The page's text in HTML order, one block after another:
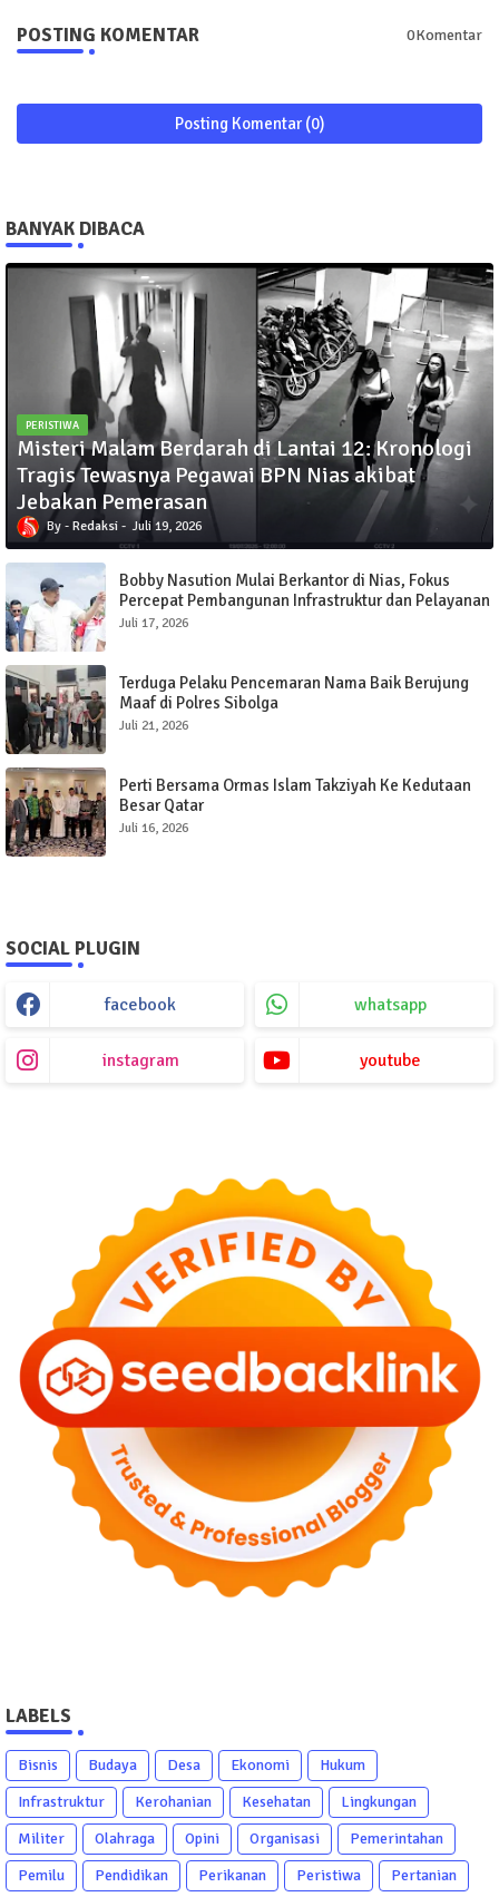
POSTING KOMENTAR 0Komentar
Posting Komentar (0)
BANYAK DIBACA
PERISTIWA
Misteri Malam Berdarah di Lantai 12: Kronologi
Tragis Tewasnya Pegawai BPN Nias akibat
Jebakan Pemerasan
Redaksi Juli 19, 2026
Bobby Nasution Mulai Berkantor di Nias, Fokus
Percepat Pembangunan Infrastruktur dan Pelayanan
Publik
Juli 17, 2026
Terduga Pelaku Pencemaran Nama Baik Berujung
Maaf di Polres Sibolga
Juli 21, 2026
Perti Bersama Ormas Islam Takziyah Ke Kedutaan
Besar Qatar
Juli 16, 2026
SOCIAL PLUGIN
facebook whatsapp
instagram youtube
LABELS
Bisnis Budaya Desa Ekonomi
Hukum
Infrastruktur
Kerohanian Kesehatan
Lingkungan
Militer
Olahraga Opini Organisasi
Pemerintahan
Pemilu
Pendidikan Perikanan Peristiwa Pertanian